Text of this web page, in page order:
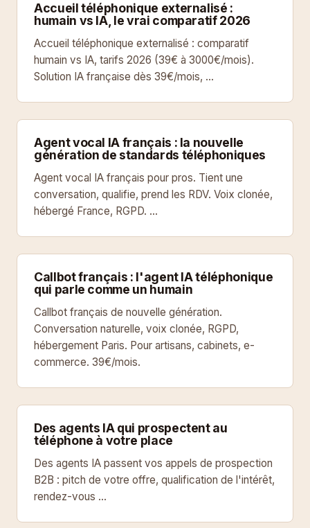
Accueil téléphonique externalisé :
humain vs IA, le vrai comparatif 2026
Accueil téléphonique externalisé : comparatif
humain vs IA, tarifs 2026 (39€ à 3000€/mois).
Solution IA française dès 39€/mois, …
Agent vocal IA français : la nouvelle
génération de standards téléphoniques
Agent vocal IA français pour pros. Tient une
conversation, qualifie, prend les RDV. Voix clonée,
hébergé France, RGPD. …
Callbot français : l'agent IA téléphonique
qui parle comme un humain
Callbot français de nouvelle génération.
Conversation naturelle, voix clonée, RGPD,
hébergement Paris. Pour artisans, cabinets, e-
commerce. 39€/mois.
Des agents IA qui prospectent au
téléphone à votre place
Des agents IA passent vos appels de prospection
B2B : pitch de votre offre, qualification de l'intérêt,
rendez-vous …